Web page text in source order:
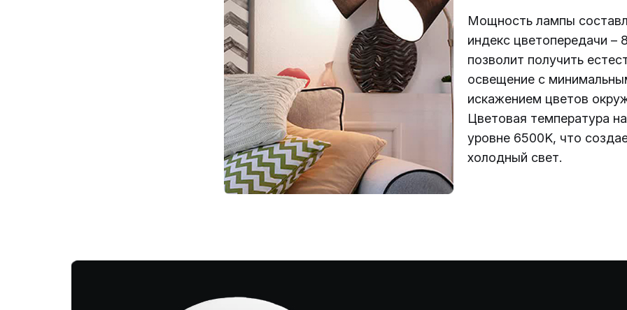
Мощность лампы
индекс цветопередачи –
позволит получить
освещение с
искажением цветов
Цветовая температура
уровне 6500K, что
холодный свет.